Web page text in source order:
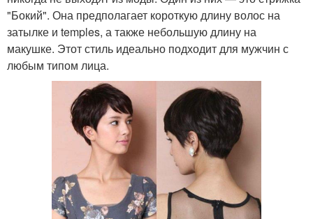
"Бокий". Она предполагает короткую длину волос на
затылке и temples, а также небольшую длину на
макушке. Этот стиль идеально подходит для мужчин с
любым типом лица.